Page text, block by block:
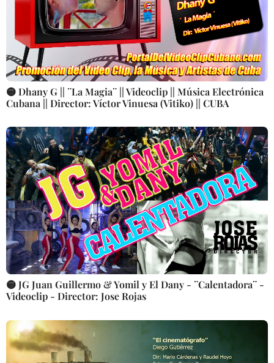
🟡 Dhany G || ¨La Magia¨ || Videoclip || Música Electrónica
Cubana || Director: Víctor Vinuesa (Vitiko) || CUBA
🟡 JG Juan Guillermo & Yomil y El Dany - ¨Calentadora¨ -
Videoclip - Director: Jose Rojas